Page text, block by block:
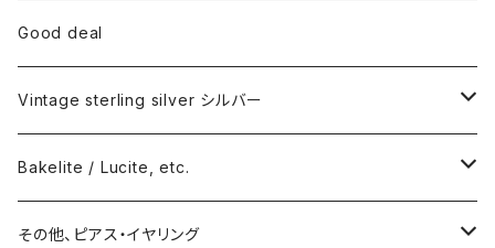
Good deal
Vintage sterling silver シルバー
ネックレス
バングル・ブレスレット
Bakelite / Lucite, etc.
ピアス・イヤリング
その他、ピアス・イヤリング